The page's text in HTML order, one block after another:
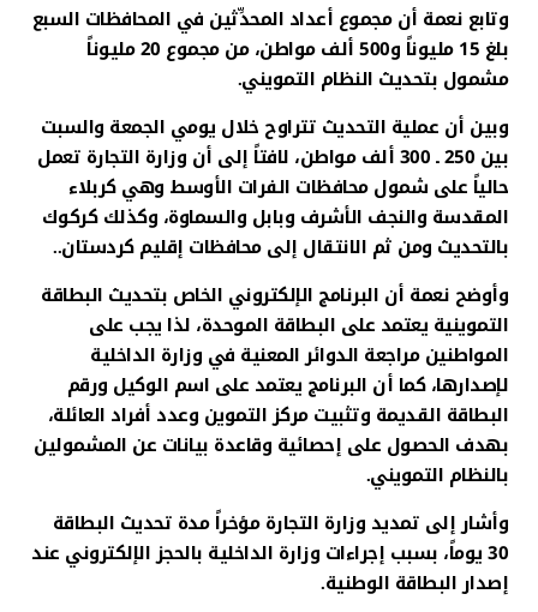
وتابع نعمة أن مجموع أعداد المحدِّثين في المحافظات السبع
بلغ 15 مليوناً و500 ألف مواطن، من مجموع 20 مليوناً
مشمول بتحديث النظام التمويني.
وبين أن عملية التحديث تتراوح خلال يومي الجمعة والسبت
بين 250 ـ 300 ألف مواطن، لافتاً إلى أن وزارة التجارة تعمل
حالياً على شمول محافظات الفرات الأوسط وهي كربلاء
المقدسة والنجف الأشرف وبابل والسماوة، وكذلك كركوك
بالتحديث ومن ثم الانتقال إلى محافظات إقليم كردستان..
وأوضح نعمة أن البرنامج الإلكتروني الخاص بتحديث البطاقة
التموينية يعتمد على البطاقة الموحدة، لذا يجب على
المواطنين مراجعة الدوائر المعنية في وزارة الداخلية
لإصدارها، كما أن البرنامج يعتمد على اسم الوكيل ورقم
البطاقة القديمة وتثبيت مركز التموين وعدد أفراد العائلة،
بهدف الحصول على إحصائية وقاعدة بيانات عن المشمولين
بالنظام التمويني.
وأشار إلى تمديد وزارة التجارة مؤخراً مدة تحديث البطاقة
30 يوماً، بسبب إجراءات وزارة الداخلية بالحجز الإلكتروني عند
إصدار البطاقة الوطنية.